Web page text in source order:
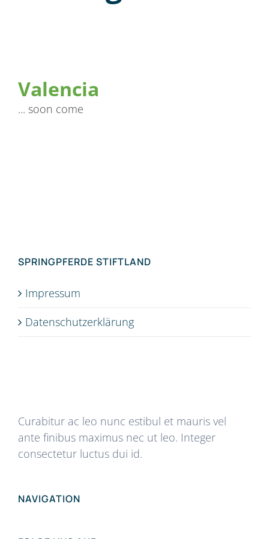
Valencia
... soon come
SPRINGPFERDE STIFTLAND
Impressum
Datenschutz­erklärung
Curabitur ac leo nunc estibul et mauris vel
ante finibus maximus nec ut leo. Integer
consectetur luctus dui id.
NAVIGATION